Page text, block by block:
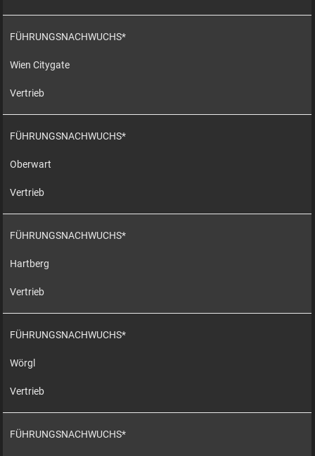
FÜHRUNGSNACHWUCHS*
Wien Citygate
Vertrieb
FÜHRUNGSNACHWUCHS*
Oberwart
Vertrieb
FÜHRUNGSNACHWUCHS*
Hartberg
Vertrieb
FÜHRUNGSNACHWUCHS*
Wörgl
Vertrieb
FÜHRUNGSNACHWUCHS*